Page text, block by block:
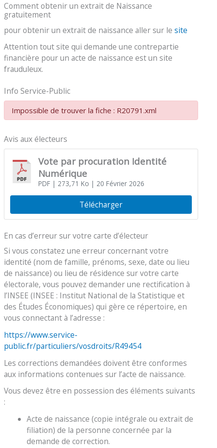
Comment obtenir un extrait de Naissance
gratuitement
pour obtenir un extrait de naissance aller sur le site
Attention tout site qui demande une contrepartie
financière pour un acte de naissance est un site
frauduleux.
Info Service-Public
Impossible de trouver la fiche : R20791.xml
Avis aux électeurs
Vote par procuration Identité
Numérique
PDF| 273,71 Ko | 20 Février 2026
Télécharger
En cas d’erreur sur votre carte d’électeur
Si vous constatez une erreur concernant votre
identité (nom de famille, prénoms, sexe, date ou lieu
de naissance) ou lieu de résidence sur votre carte
électorale, vous pouvez demander une rectification à
l’INSEE (INSEE : Institut National de la Statistique et
des Études Économiques) qui gère ce répertoire, en
vous connectant à l’adresse :
https://www.service-
public.fr/particuliers/vosdroits/R49454
Les corrections demandées doivent être conformes
aux informations contenues sur l’acte de naissance.
Vous devez être en possession des éléments suivants
:
Acte de naissance (copie intégrale ou extrait de
filiation) de la personne concernée par la
demande de correction.